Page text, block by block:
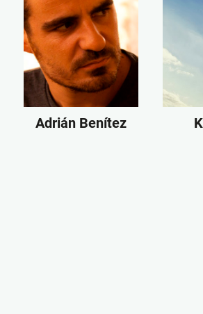
Adrián Benítez